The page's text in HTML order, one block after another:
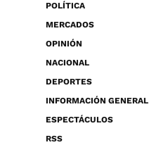
POLÍTICA
MERCADOS
OPINIÓN
NACIONAL
DEPORTES
INFORMACIÓN GENERAL
ESPECTÁCULOS
RSS